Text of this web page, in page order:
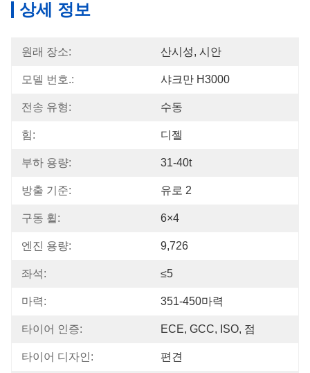
상세 정보
원래 장소: 산시성, 시안
모델 번호.: 샤크만 H3000
전송 유형: 수동
힘: 디젤
부하 용량: 31-40t
방출 기준: 유로 2
구동 휠: 6×4
엔진 용량: 9,726
좌석: ≤5
마력: 351-450마력
타이어 인증: ECE, GCC, ISO, 점
타이어 디자인: 편견